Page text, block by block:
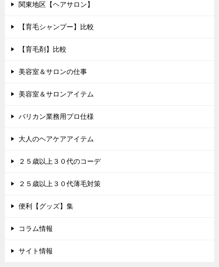
関東地区【ヘアサロン】
【育毛シャンプー】比較
【育毛剤】比較
美容室＆サロンの仕事
美容室＆サロンアイテム
バリカン業務用プロ仕様
大人のヘアケアアイテム
２５歳以上３０代のコーデ
２５歳以上３０代薄毛対策
便利【グッズ】集
コラム情報
サイト情報